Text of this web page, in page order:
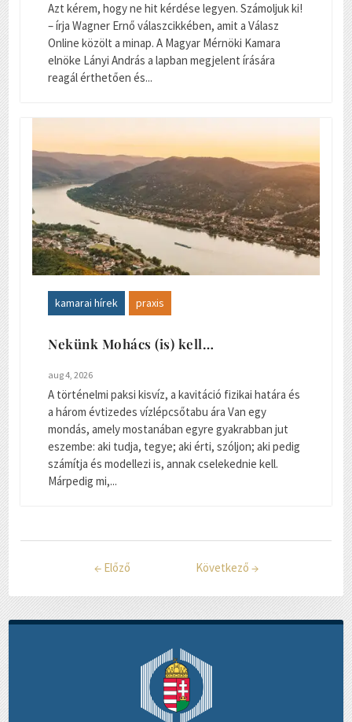
Azt kérem, hogy ne hit kérdése legyen. Számoljuk ki!
– írja Wagner Ernő válaszcikkében, amit a Válasz
Online közölt a minap. A Magyar Mérnöki Kamara
elnöke Lányi András a lapban megjelent írására
reagál érthetően és...
kamarai hírek praxis
Nekünk Mohács (is) kell…
aug 4, 2026
A történelmi paksi kisvíz, a kavitáció fizikai határa és
a három évtizedes vízlépcsőtabu ára Van egy
mondás, amely mostanában egyre gyakrabban jut
eszembe: aki tudja, tegye; aki érti, szóljon; aki pedig
számítja és modellezi is, annak cselekednie kell.
Márpedig mi,...
← Előző Következő →